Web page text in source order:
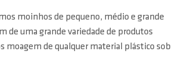
moinhos de pequeno, médio e grande
de uma grande variedade de produtos
moagem de qualquer material plástico sob